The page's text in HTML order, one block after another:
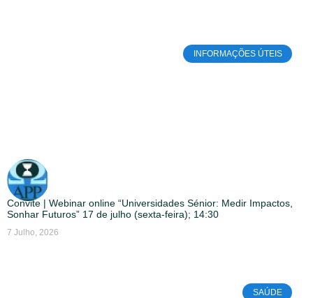
INFORMAÇÕES ÚTEIS
Convite | Webinar online “Universidades Sénior: Medir Impactos,
Sonhar Futuros” 17 de julho (sexta-feira); 14:30
7 Julho, 2026
SAÚDE